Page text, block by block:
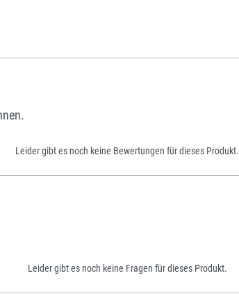
Leider gibt es noch keine Bewertungen für dieses Produkt.
Leider gibt es noch keine Fragen für dieses Produkt.